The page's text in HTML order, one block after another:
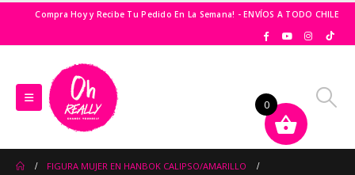
Compra Hoy y Recibe Tu Pedido En La Semana! - ENVÍOS A TODO CHILE
FIGURA MUJER EN HANBOK CALIPSO/AMARILLO
0